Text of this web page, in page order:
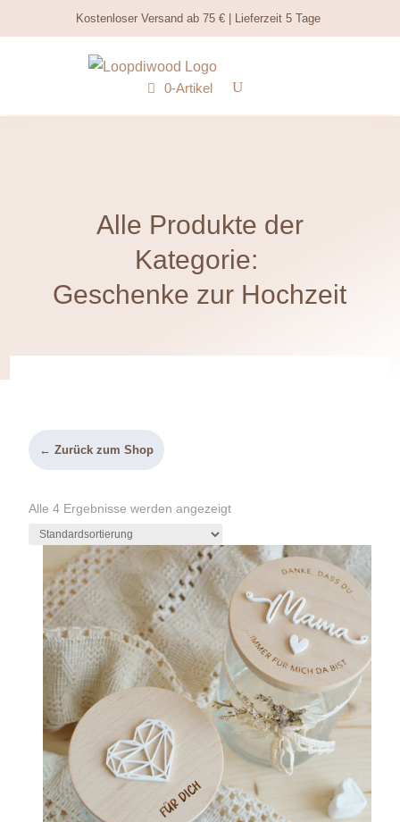
Kostenloser Versand ab 75 € | Lieferzeit 5 Tage
0-Artikel
Alle Produkte der
Kategorie:
Geschenke zur Hochzeit
← Zurück zum Shop
Alle 4 Ergebnisse werden angezeigt